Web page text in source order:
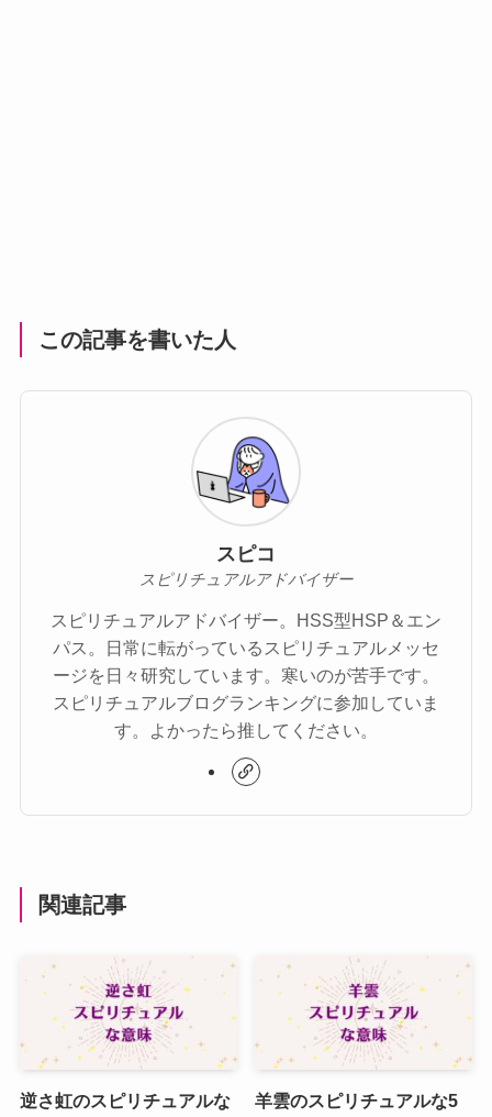
この記事を書いた人
スピコ
スピリチュアルアドバイザー
スピリチュアルアドバイザー。HSS型HSP＆エン
パス。日常に転がっているスピリチュアルメッセ
ージを日々研究しています。寒いのが苦手です。
スピリチュアルブログランキングに参加していま
す。よかったら推してください。
関連記事
逆さ虹のスピリチュアルな
羊雲のスピリチュアルな5